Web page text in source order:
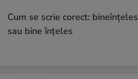
Cum se scrie corect: bineînțeles
sau bine înțeles